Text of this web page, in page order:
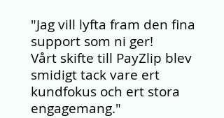
"Jag vill lyfta fram den fina
support som ni ger!
Vårt skifte till PayZlip blev
smidigt tack vare ert
kundfokus och ert stora
engagemang."